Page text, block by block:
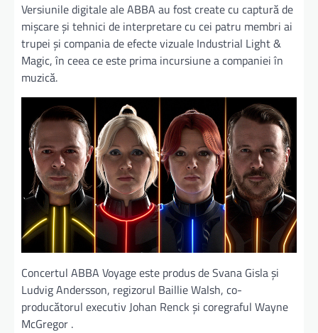
Versiunile digitale ale ABBA au fost create cu captură de
mișcare și tehnici de interpretare cu cei patru membri ai
trupei și compania de efecte vizuale Industrial Light &
Magic, în ceea ce este prima incursiune a companiei în
muzică.
Concertul ABBA Voyage este produs de Svana Gisla și
Ludvig Andersson, regizorul Baillie Walsh, co-
producătorul executiv Johan Renck și coregraful Wayne
McGregor .